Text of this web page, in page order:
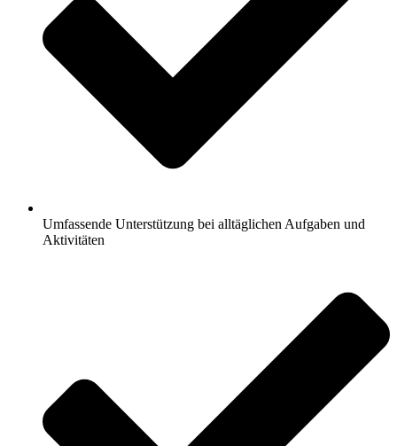
Umfassende Unterstützung bei alltäglichen Aufgaben und
Aktivitäten